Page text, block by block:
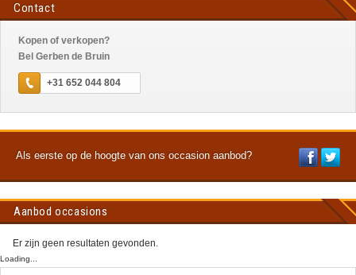
Contact
Kopen of verkopen?
Bel Gerben de Bruin
+31 652 044 804
Als eerste op de hoogte van ons occasion aanbod?
Aanbod occasions
Er zijn geen resultaten gevonden.
Loading...